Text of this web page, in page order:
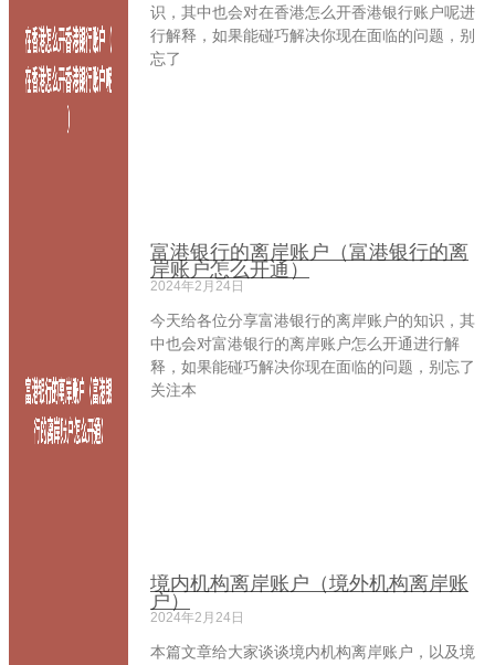
识，其中也会对在香港怎么开香港银行账户呢进
行解释，如果能碰巧解决你现在面临的问题，别
忘了
富港银行的离岸账户（富港银行的离
岸账户怎么开通）
2024年2月24日
今天给各位分享富港银行的离岸账户的知识，其
中也会对富港银行的离岸账户怎么开通进行解
释，如果能碰巧解决你现在面临的问题，别忘了
关注本
境内机构离岸账户（境外机构离岸账
户）
2024年2月24日
本篇文章给大家谈谈境内机构离岸账户，以及境